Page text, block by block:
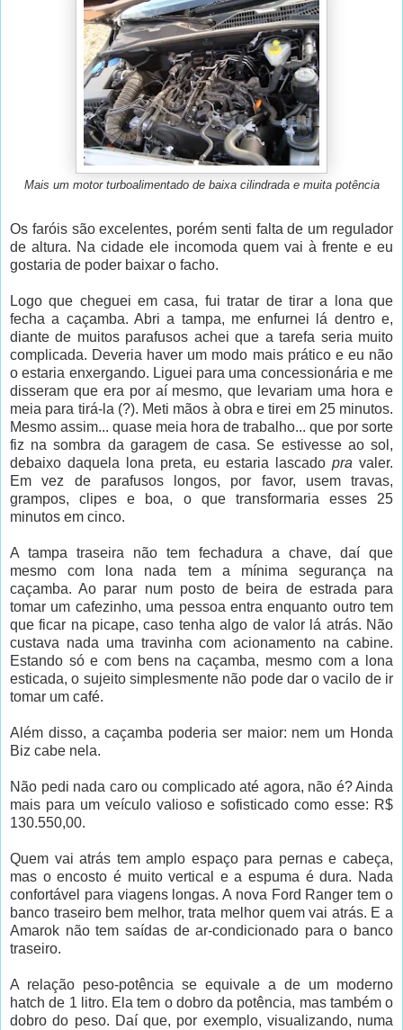
Mais um motor turboalimentado de baixa cilindrada e muita potência
Os faróis são excelentes, porém senti falta de um regulador
de altura. Na cidade ele incomoda quem vai à frente e eu
gostaria de poder baixar o facho.
Logo que cheguei em casa, fui tratar de tirar a lona que
fecha a caçamba. Abri a tampa, me enfurnei lá dentro e,
diante de muitos parafusos achei que a tarefa seria muito
complicada. Deveria haver um modo mais prático e eu não
o estaria enxergando. Liguei para uma concessionária e me
disseram que era por aí mesmo, que levariam uma hora e
meia para tirá-la (?). Meti mãos à obra e tirei em 25 minutos.
Mesmo assim... quase meia hora de trabalho... que por sorte
fiz na sombra da garagem de casa. Se estivesse ao sol,
debaixo daquela lona preta, eu estaria lascado pra valer.
Em vez de parafusos longos, por favor, usem travas,
grampos, clipes e boa, o que transformaria esses 25
minutos em cinco.
A tampa traseira não tem fechadura a chave, daí que
mesmo com lona nada tem a mínima segurança na
caçamba. Ao parar num posto de beira de estrada para
tomar um cafezinho, uma pessoa entra enquanto outro tem
que ficar na picape, caso tenha algo de valor lá atrás. Não
custava nada uma travinha com acionamento na cabine.
Estando só e com bens na caçamba, mesmo com a lona
esticada, o sujeito simplesmente não pode dar o vacilo de ir
tomar um café.
Além disso, a caçamba poderia ser maior: nem um Honda
Biz cabe nela.
Não pedi nada caro ou complicado até agora, não é? Ainda
mais para um veículo valioso e sofisticado como esse: R$
130.550,00.
Quem vai atrás tem amplo espaço para pernas e cabeça,
mas o encosto é muito vertical e a espuma é dura. Nada
confortável para viagens longas. A nova Ford Ranger tem o
banco traseiro bem melhor, trata melhor quem vai atrás. E a
Amarok não tem saídas de ar-condicionado para o banco
traseiro.
A relação peso-potência se equivale a de um moderno
hatch de 1 litro. Ela tem o dobro da potência, mas também o
dobro do peso. Daí que, por exemplo, visualizando, numa